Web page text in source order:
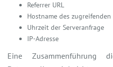
Referrer URL
Hostname des zugreifenden
Uhrzeit der Serveranfrage
IP-Adresse
Eine Zusammenführung